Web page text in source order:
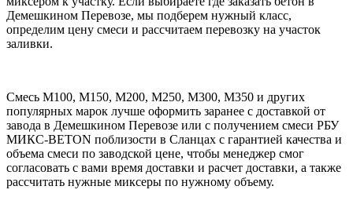
Демешкином Перевозе, мы подберем нужный класс,
определим цену смеси и рассчитаем перевозку на участок
заливки.
Смесь М100, М150, М200, М250, М300, М350 и других
популярных марок лучше оформить заранее с доставкой от
завода в Демешкином Перевозе или с получением смеси РБУ
МИКС-BETON поблизости в Сланцах с гарантией качества и
объема смеси по заводской цене, чтобы менеджер смог
согласовать с вами время доставки и расчет доставки, а также
рассчитать нужные миксеры по нужному объему.